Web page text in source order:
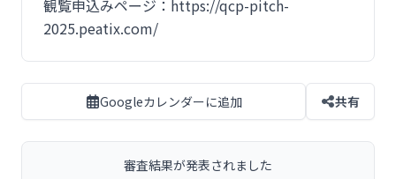
観覧申込みページ：https://qcp-pitch-
2025.peatix.com/
Googleカレンダーに追加 共有
審査結果が発表されました